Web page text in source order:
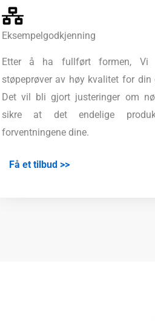
Eksempelgodkjenning
Etter å ha fullført formen, Vi
støpeprøver av høy kvalitet for din
Det vil bli gjort justeringer om
sikre at det endelige
forventningene dine.
Få et tilbud >>